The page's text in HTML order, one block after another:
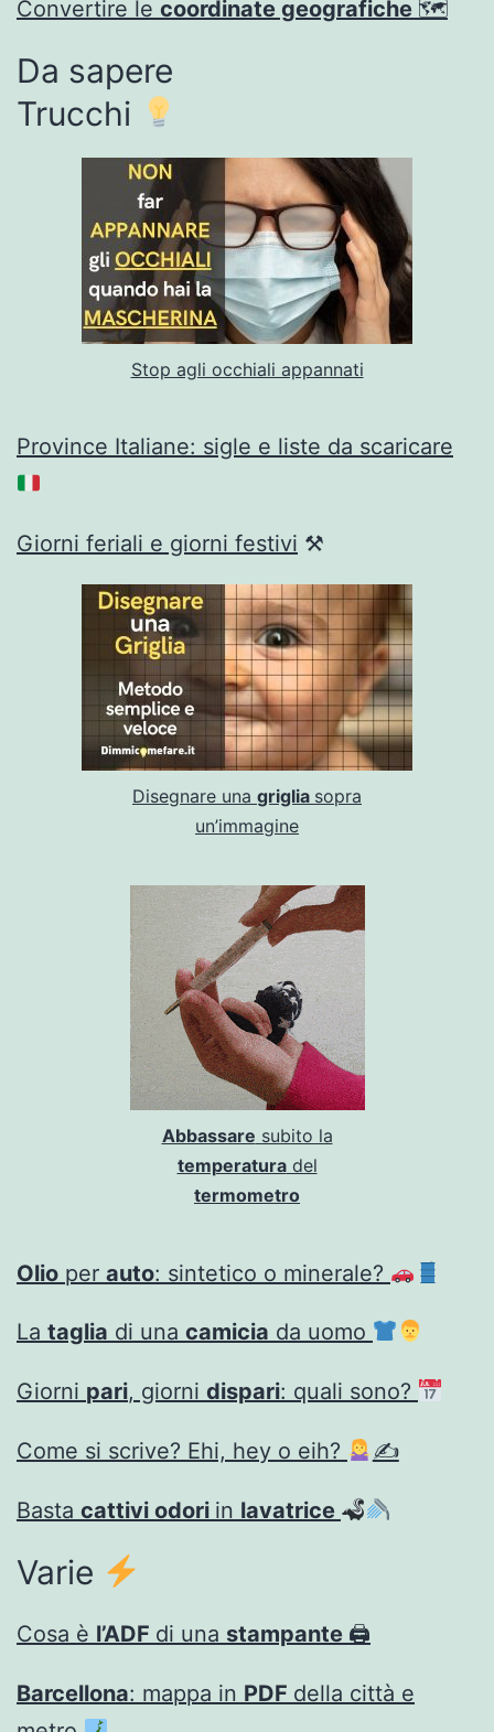
Convertire le coordinate geografiche 🗺
Da sapere
Trucchi
Stop agli occhiali appannati
Province Italiane: sigle e liste da scaricare
Giorni feriali e giorni festivi ⚒
Disegnare una griglia sopra
un’immagine
Abbassare subito la
temperaturadel
termometro
Olio per auto: sintetico o minerale?
La taglia di una camicia da uomo
Giorni pari, giorni dispari: quali sono?
Come si scrive? Ehi, hey o eih? ✍
Basta cattivi odori in lavatrice
Varie
Cosa è l’ADF di una stampante 🖨
Barcellona: mappa in PDF della città e